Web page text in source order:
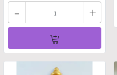
- +